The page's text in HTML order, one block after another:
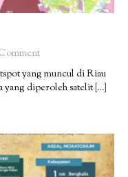
yang muncul di Riau
yang diperoleh satelit[…]